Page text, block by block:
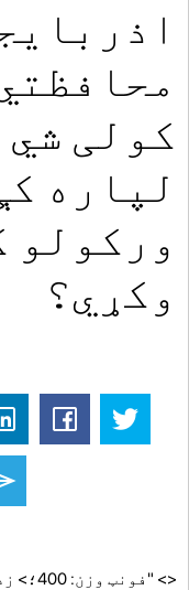
کولی
لپاره
ورکولو
وکړي؟
<>